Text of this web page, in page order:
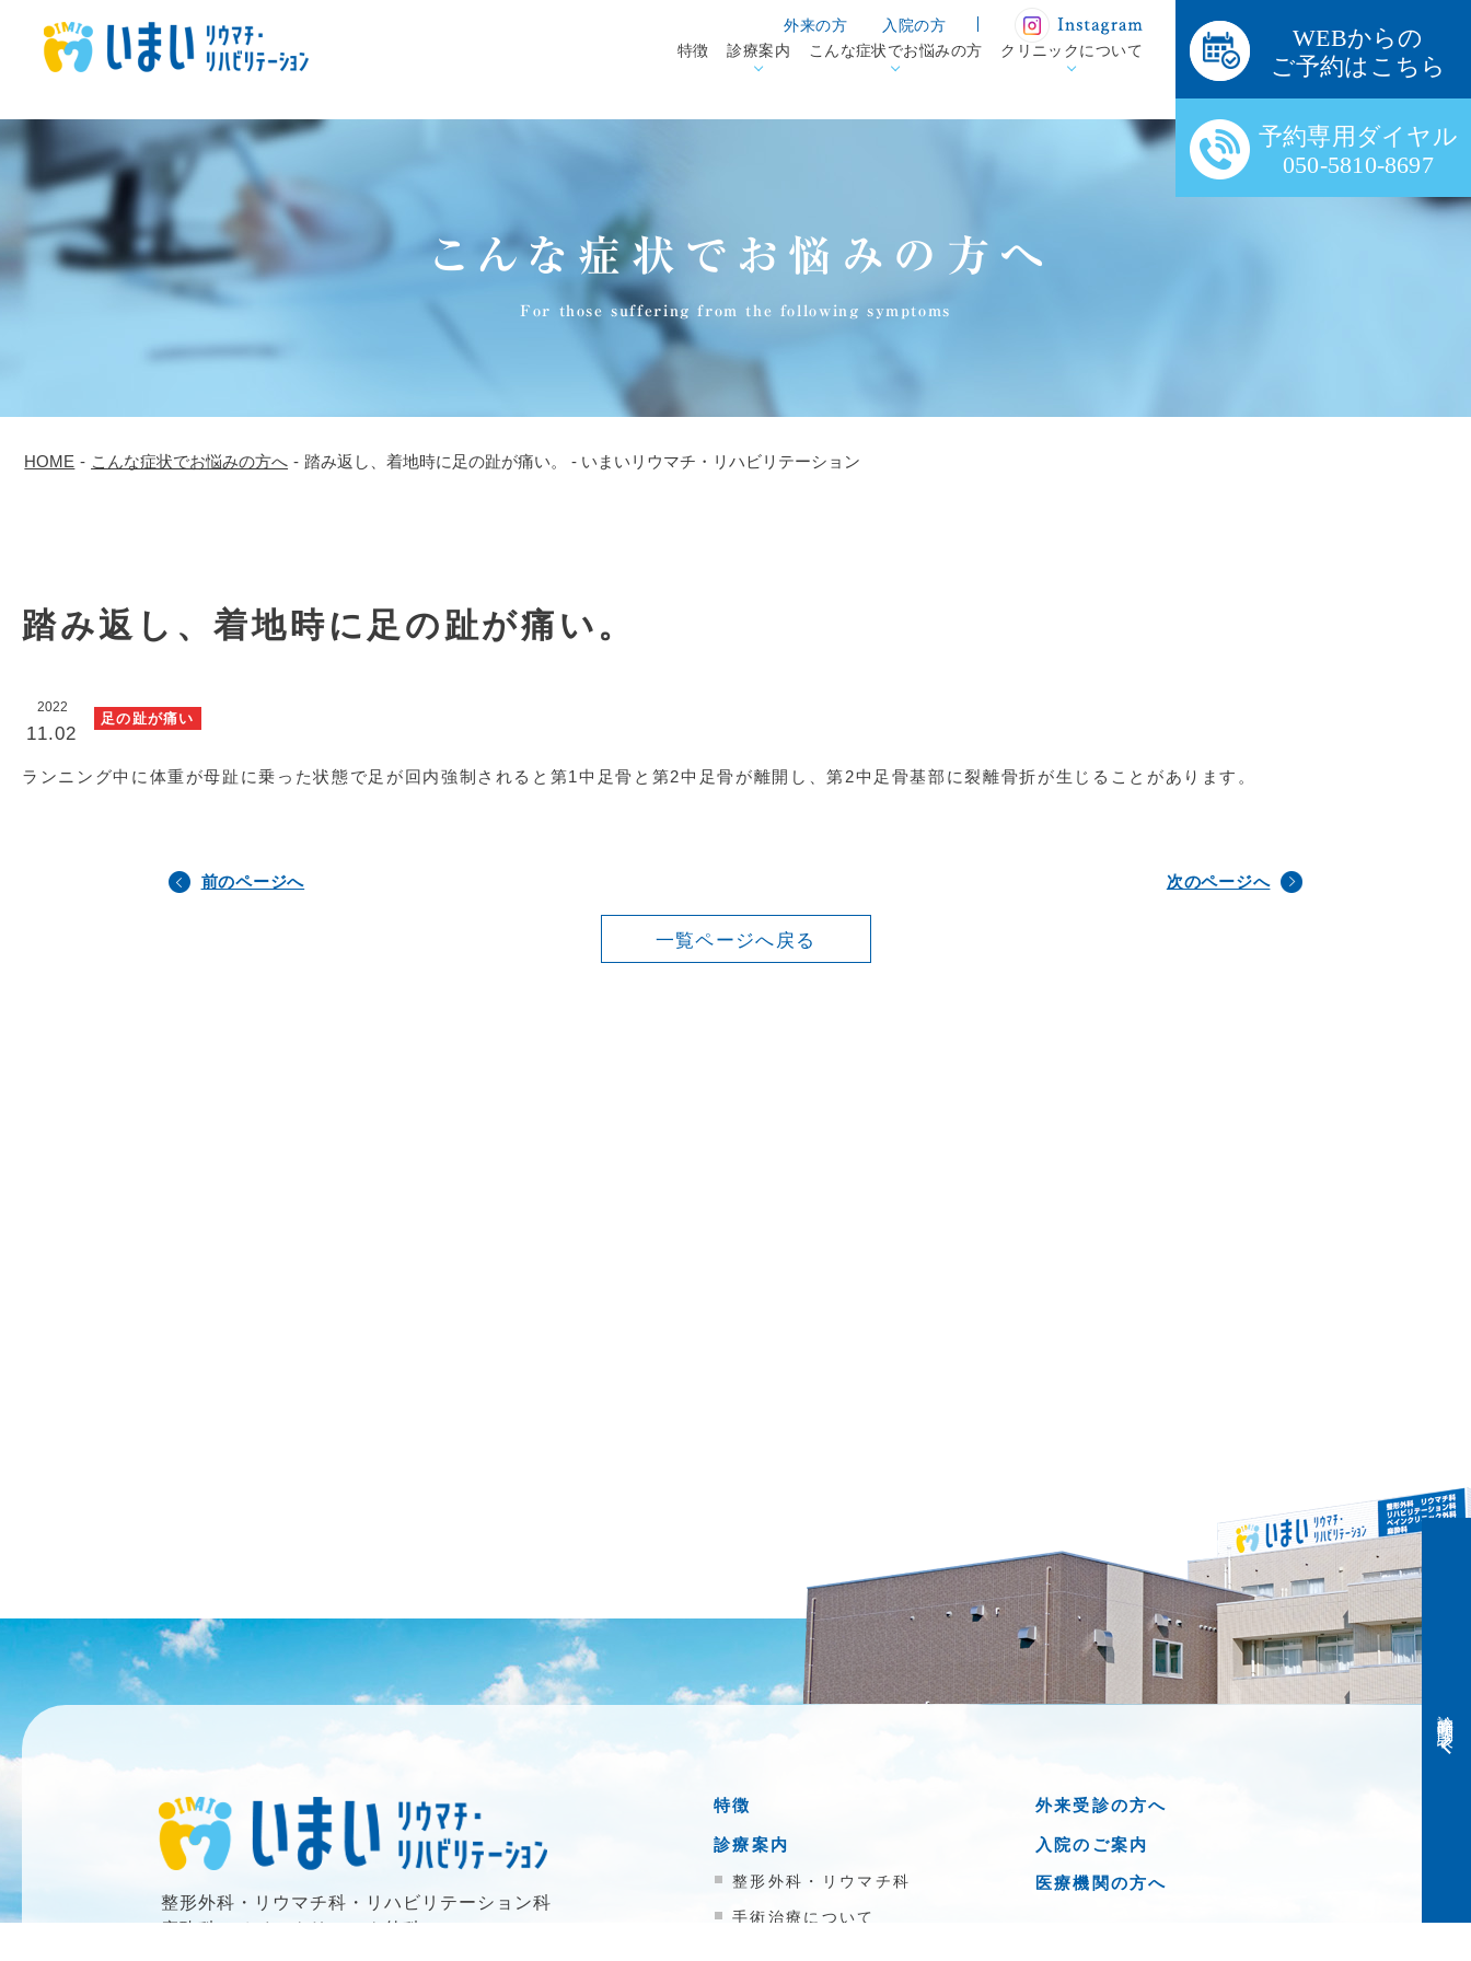
特徴 診療案内 こんな症状でお悩みの方 クリニックについて
外来の方 入院の方
WEBからの
ご予約はこちら
予約専用ダイヤル
050-5810-8697
こんな症状でお悩みの方へ
For those suffering from the following symptoms
HOME - こんな症状でお悩みの方へ - 踏み返し、着地時に足の趾が痛い。 - いまいリウマチ・リハビリテーション
踏み返し、着地時に足の趾が痛い。
2022
11.02
足の趾が痛い
ランニング中に体重が母趾に乗った状態で足が回内強制されると第1中足骨と第2中足骨が離開し、第2中足骨基部に裂離骨折が生じることがあります。
前のページへ 次のページへ
一覧ページへ戻る
整形外科・リウマチ科・リハビリテーション科
麻酔科・ペインクリニック外科
特徴
診療案内
整形外科・リウマチ科
手術治療について
外来受診の方へ
入院のご案内
医療機関の方へ